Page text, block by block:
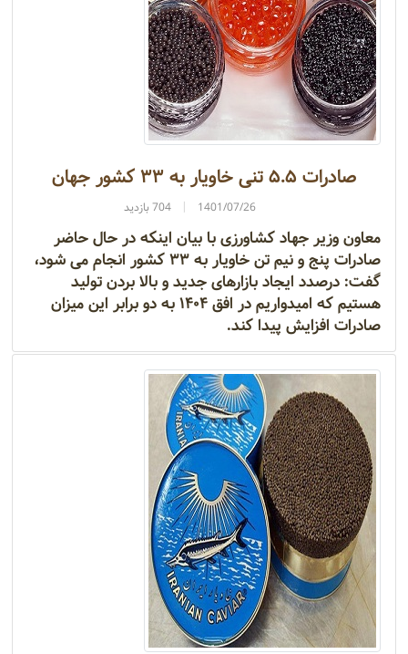
صادرات ۵.۵ تنی خاویار به ۳۳ کشور جهان
1401/07/26 704 بازدید
معاون وزیر جهاد کشاورزی با بیان اینکه در حال حاضر
صادرات پنج و نیم تن خاویار به ۳۳ کشور انجام می شود،
گفت: درصدد ایجاد بازارهای جدید و بالا بردن تولید
هستیم که امیدواریم در افق ۱۴۰۴ به دو برابر این میزان
صادرات افزایش پیدا کند.